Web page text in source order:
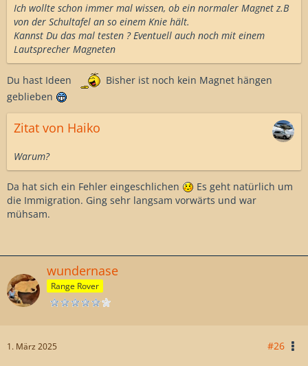
Ich wollte schon immer mal wissen, ob ein normaler Magnet z.B
von der Schultafel an so einem Knie hält.
Kannst Du das mal testen ? Eventuell auch noch mit einem
Lautsprecher Magneten
Du hast Ideen
Bisher ist noch kein Magnet hängen
geblieben
Zitat von Haiko
Warum?
Da hat sich ein Fehler eingeschlichen
Es geht natürlich um
die Immigration. Ging sehr langsam vorwärts und war
mühsam.
wundernase
Range Rover
1. März 2025 #26